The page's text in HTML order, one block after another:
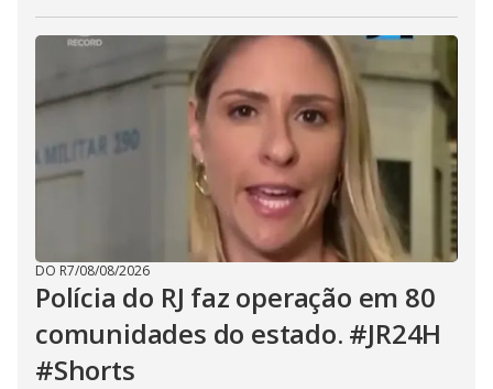
DO R7/08/08/2026
Polícia do RJ faz operação em 80
comunidades do estado. #JR24H
#Shorts